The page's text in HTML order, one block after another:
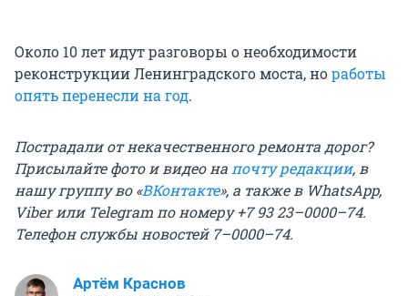
Около 10 лет идут разговоры о необходимости
реконструкции Ленинградского моста, ноработы
опять перенесли на год.
Пострадали от некачественного ремонта дорог?
Присылайте фото и видео напочту редакции, в
нашу группу во «ВКонтакте», а также в WhatsApp,
Viber или Telegram по номеру +7 93 23–0000–74.
Телефон службы новостей 7–0000–74.
Артём Краснов